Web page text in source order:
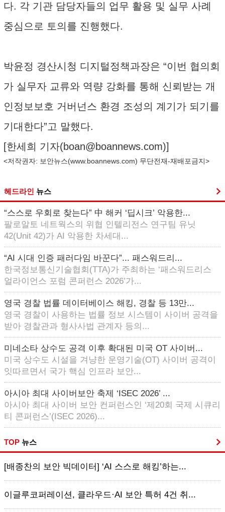
다. 각 기관 담당자들의 업무 활용 및 실무 사례
중심으로 토의를 진행했다.
박윤정 경산시청 디지털정책과장은 “이번 협의회
가 실무자 교류와 역량 강화를 통해 신뢰받는 개
인정보보호 거버넌스 환경 조성의 계기가 되기를
기대한다”고 말했다.
[한세희 기자(boan@boannews.com)]
<저작권자: 보안뉴스(www.boannews.com) 무단전재-재배포금지>
헤드라인 뉴스
“스스로 우회로 찾는다” 中 해커 ‘딥시크’ 악용한...
팔로알토 네트웍스의 위협 인텔리전스 연구팀 유닛
42(Unit 42)가 AI 악용한 차세대...
“AI 시대 인증 패러다임 바꾼다”... 패스워드리...
한국정보통신기술협회(TTA)가 주최하는 ‘패스워드리스
얼라이언스 포럼 콘퍼런스 2026’가...
영국 경찰 법률 데이터베이스 해킹, 경찰 등 13만...
영국 경찰이 사용하는 법률 정보 시스템이 사이버 공격을
받아 경찰관과 형사사법 관계자 등의...
미네소타 상수도 공격 이후 확대된 미국 OT 사이버...
미국 상수도 시설을 겨냥한 운영기술(OT) 사이버 공격이
잇따르면서 국가 핵심 인프라 보안...
아시아 최대 사이버보안 축제 ‘ISEC 2026’ ...
아시아 최대 사이버 보안 컨퍼런스인 ‘제20회 국제 시큐리
티 콘퍼런스’(ISEC 2026)...
TOP 뉴스
[배종찬의 보안 빅데이터] ‘AI 스스로 해킹’하는...
이글루코퍼레이션, 클라우드·AI 보안 특허 4건 취...